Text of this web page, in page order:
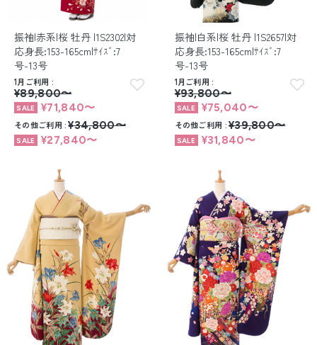
振袖|赤系|桜 牡丹 |1S2302|対
応身長:153-165cm|ｻｲｽﾞ:7
号-13号
1月ご利用
¥89,800〜
¥71,840〜
その他ご利用 ¥34,800〜
¥27,840〜
振袖|白系|桜 牡丹 |1S2657|対
応身長:153-165cm|ｻｲｽﾞ:7
号-13号
1月ご利用
¥93,800〜
¥75,040〜
その他ご利用
¥39,800〜
¥31,840〜